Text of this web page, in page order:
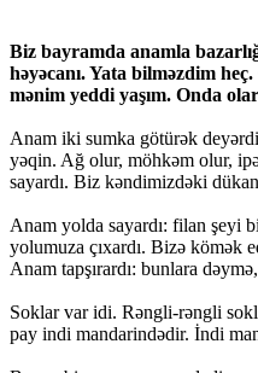
Biz bayramda anamla
həyəcanı. Yata bilməzdim
mənim yeddi yaşım. Onda
Anam iki sumka götürək
yəqin. Ağ olur, möhkəm olur,
sayardı. Biz kəndimizdəki
Anam yolda sayardı: filan şeyi
yolumuza çıxardı. Bizə kömək
Anam tapşırardı: bunlara
Soklar var idi. Rəngli-rəngli
pay indi mandarindədir. İndi